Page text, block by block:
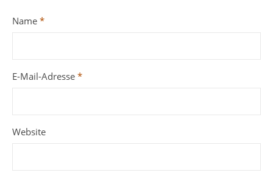
Name *
E-Mail-Adresse *
Website